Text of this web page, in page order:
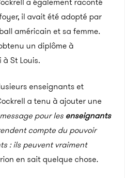
il avait été adopté par
américain et sa femme.
un diplôme à
St Louis.
enseignants et
a tenu à ajouter une
pour les enseignants
compte du pouvoir
: ils peuvent vraiment
en sait quelque chose.